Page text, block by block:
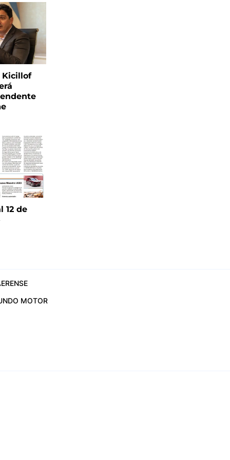
Kicillof
12 de
MOTOR